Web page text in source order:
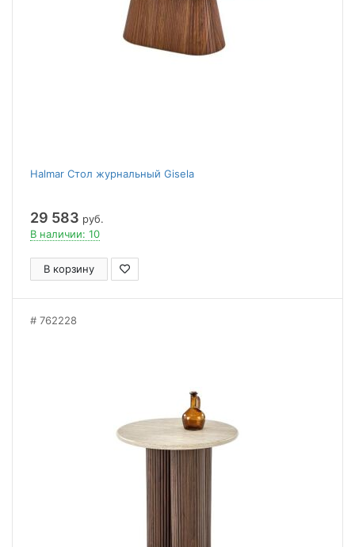
Halmar Стол журнальный Gisela
29 583 руб.
В наличии: 10
В корзину
762228